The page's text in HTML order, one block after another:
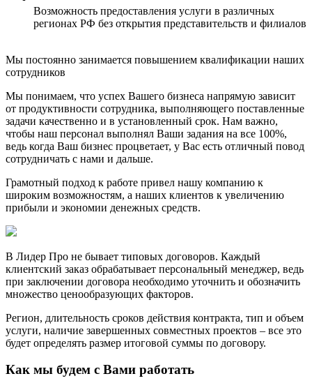
Возможность предоставления услуги в различных
регионах РФ без открытия представительств и филиалов
Мы постоянно занимается повышением квалификации наших
сотрудников
Мы понимаем, что успех Вашего бизнеса напрямую зависит
от продуктивности сотрудника, выполняющего поставленные
задачи качественно и в установленный срок. Нам важно,
чтобы наш персонал выполнял Ваши задания на все 100%,
ведь когда Ваш бизнес процветает, у Вас есть отличный повод
сотрудничать с нами и дальше.
Грамотный подход к работе привел нашу компанию к
широким возможностям, а наших клиентов к увеличению
прибыли и экономии денежных средств.
В Лидер Про не бывает типовых договоров. Каждый
клиентский заказ обрабатывает персональный менеджер, ведь
при заключении договора необходимо уточнить и обозначить
множество ценообразующих факторов.
Регион, длительность сроков действия контракта, тип и объем
услуги, наличие завершенных совместных проектов – все это
будет определять размер итоговой суммы по договору.
Как мы будем с Вами работать